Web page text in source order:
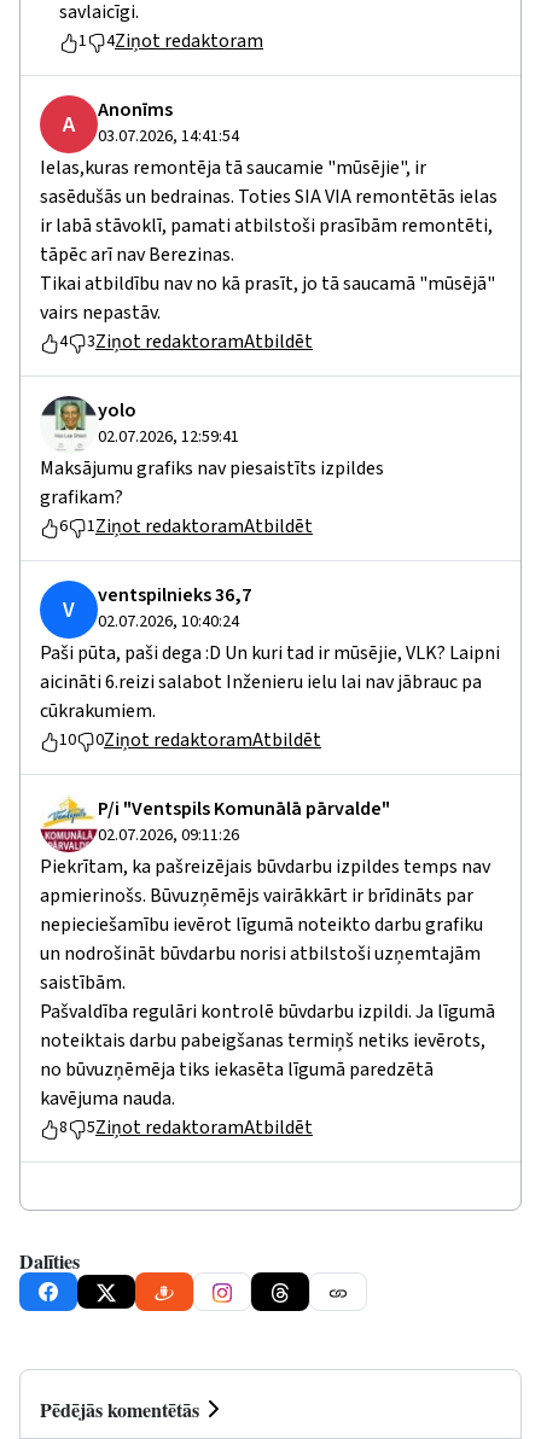
savlaicīgi.
1 4Ziņot redaktoram
A Anonīms
03.07.2026, 14:41:54
Ielas,kuras remontēja tā saucamie "mūsējie", ir
sasēdušās un bedrainas. Toties SIA VIA remontētās ielas
ir labā stāvoklī, pamati atbilstoši prasībām remontēti,
tāpēc arī nav Berezinas.
Tikai atbildību nav no kā prasīt, jo tā saucamā "mūsējā"
vairs nepastāv.
4 3Ziņot redaktoramAtbildēt
yolo
02.07.2026, 12:59:41
Maksājumu grafiks nav piesaistīts izpildes
grafikam?
6 1Ziņot redaktoramAtbildēt
V ventspilnieks 36,7
02.07.2026, 10:40:24
Paši pūta, paši dega :D Un kuri tad ir mūsējie, VLK? Laipni
aicināti 6.reizi salabot Inženieru ielu lai nav jābrauc pa
cūkrakumiem.
10 0Ziņot redaktoramAtbildēt
P/i "Ventspils Komunālā pārvalde"
02.07.2026, 09:11:26
Piekrītam, ka pašreizējais būvdarbu izpildes temps nav
apmierinošs. Būvuzņēmējs vairākkārt ir brīdināts par
nepieciešamību ievērot līgumā noteikto darbu grafiku
un nodrošināt būvdarbu norisi atbilstoši uzņemtajām
saistībām.
Pašvaldība regulāri kontrolē būvdarbu izpildi. Ja līgumā
noteiktais darbu pabeigšanas termiņš netiks ievērots,
no būvuzņēmēja tiks iekasēta līgumā paredzētā
kavējuma nauda.
8 5Ziņot redaktoramAtbildēt
Dalīties
Pēdējās komentētās